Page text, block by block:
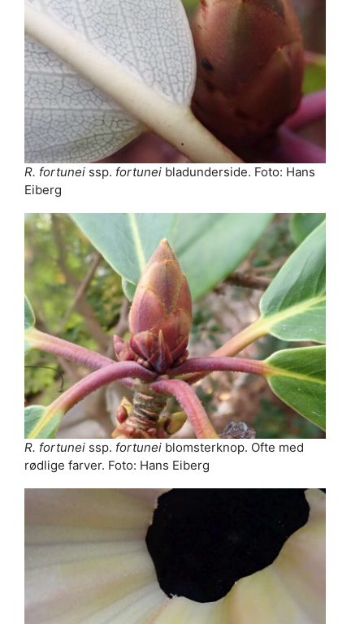
R. fortunei ssp. fortunei bladunderside. Foto: Hans
Eiberg
R. fortunei ssp. fortunei blomsterknop. Ofte med
rødlige farver. Foto: Hans Eiberg